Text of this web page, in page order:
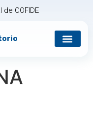
COFIDE